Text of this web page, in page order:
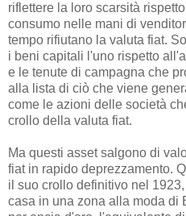
riflettere la loro scarsità
consumo nelle mani di
tempo rifiutano la valuta fiat.
i beni capitali l'uno rispetto
e le tenute di campagna che
alla lista di ciò che viene
come le azioni delle società
crollo della valuta fiat.
Ma questi asset salgono di
fiat in rapido deprezzamento.
il suo crollo definitivo nel
casa in una zona alla moda di